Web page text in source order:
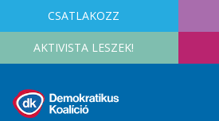
CSATLAKOZZ
AKTIVISTA LESZEK!